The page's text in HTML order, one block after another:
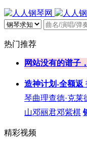
热门推荐
网站没有的谱子
造神计划-全额返
琴曲理查德·克莱
山邓丽君邓紫棋
精彩视频